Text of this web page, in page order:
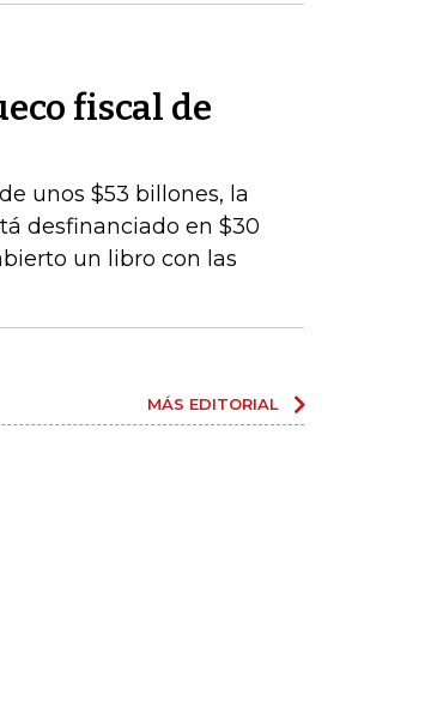
fiscal de
unos $53 billones, la
desfinanciado en $30
un libro con las
MÁS EDITORIAL